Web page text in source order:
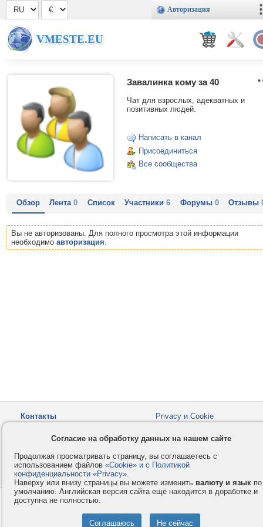
Авторизация
VMESTE.EU
Завалинка кому за 40
Чат для взрослых, адекватных и
позитивных людей.
Написать в канал
Присоединиться
Все сообщества
Обзор Лента0 Список Участники6 Форумы 0 Отзывы
Вы не авторизованы. Для полного просмотра этой информации
необходимо авторизация.
Контакты
Privacy и Cookie
Как оплатить
Форумы
© 2008-2026VMESTE.EU
Согласие на обработку данных на нашем сайте
Продолжая просматривать страницу, вы соглашаетесь с
использованием файлов «Cookie» и с Политикой
конфиденциальности «Privacy».
Наверху или внизу страницы вы можете изменить валюту и язык по
умолчанию. Английская версия сайта ещё находится в доработке и
доступна не полностью.